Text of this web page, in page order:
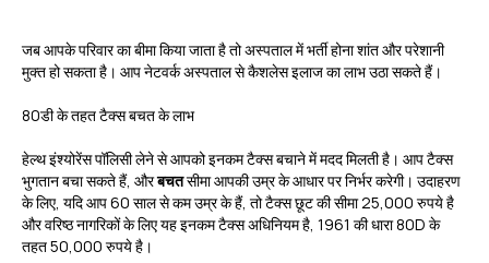
जब आपके परिवार का बीमा किया जाता है तो अस्पताल में भर्ती होना शांत और परेशानी
मुक्त हो सकता है। आप नेटवर्क अस्पताल से कैशलेस इलाज का लाभ उठा सकते हैं।
80डी के तहत टैक्स बचत के लाभ
हेल्थ इंश्योरेंस पॉलिसी लेने से आपको इनकम टैक्स बचाने में मदद मिलती है। आप टैक्स
भुगतान बचा सकते हैं, औरबचतसीमा आपकी उम्र के आधार पर निर्भर करेगी। उदाहरण
के लिए, यदि आप 60 साल से कम उम्र के हैं, तो टैक्स छूट की सीमा 25,000 रुपये है
और वरिष्ठ नागरिकों के लिए यह इनकम टैक्स अधिनियम है, 1961 की धारा 80D के
तहत 50,000 रुपये है।